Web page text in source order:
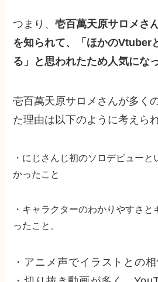
つまり、壱百萬天原サロメさ
を知られて、「ほかのVtuber
る」と思われたため人気にな
壱百萬天原サロメさんが多く
た理由は以下のように考えら
・にじさんじ初のソロデビュー
かったこと
・キャラクターのわかりやすさ
ったこと。
・アニメ声でイラストとの